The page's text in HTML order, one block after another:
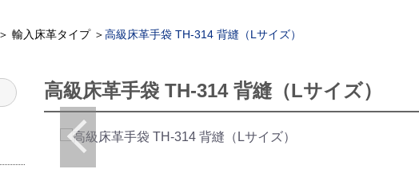
＞ 輸入床革タイプ ＞高級床革手袋 TH-314 背縫（Lサイズ）
高級床革手袋 TH-314 背縫（Lサイズ）